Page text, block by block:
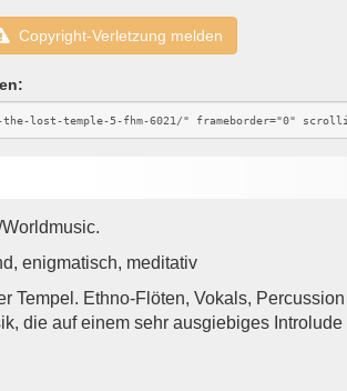
Copyright-Verletzung melden
enigmatisch, meditativ
Tempel. Ethno-Flöten, Vokals,
die auf einem sehr ausgiebiges